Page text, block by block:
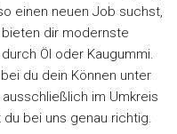
einen neuen Job suchst,
dir modernste
Öl oder Kaugummi.
du dein Können unter
im Umkreis
bei uns genau richtig.